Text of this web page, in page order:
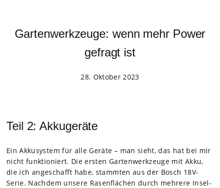
Gartenwerkzeuge: wenn mehr Power
gefragt ist
28. Oktober 2023
Teil 2: Akkugeräte
Ein Akku­sys­tem für alle Geräte – man sieht, das hat bei mir
nicht funk­tio­niert. Die ers­ten Gar­ten­werk­zeuge mit Akku,
die ich ange­schafft habe, stamm­ten aus der Bosch 18V-
Serie. Nach­dem unsere Rasen­flä­chen durch meh­rere Insel­